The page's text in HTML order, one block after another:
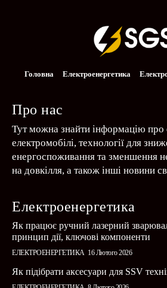
Головна Електроенергетика
Про нас
Тут можна знайти інформацію про
електромобілі, технології для
енергоспоживання та зменшення
на довкілля, а також інші новини
Електроенергетика
Як працює ручний лазерний
принцип дії, ключові компоненти
ЕЛЕКТРОЕНЕРГЕТИКА 16 Лютого 2026
Як підібрати аксесуари для SSV